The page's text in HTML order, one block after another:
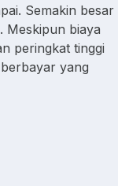
Semakin besar
Meskipun biaya
peringkat tinggi
yang